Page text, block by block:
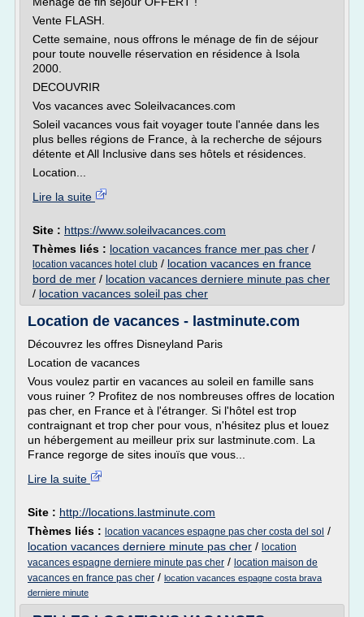
Vente FLASH.
Cette semaine, nous offrons le ménage de fin de séjour
pour toute nouvelle réservation en résidence à Isola
2000.
DECOUVRIR
Vos vacances avec Soleilvacances.com
Soleil vacances vous fait voyager toute l'année dans les
plus belles régions de France, à la recherche de séjours
détente et All Inclusive dans ses hôtels et résidences.
Location...
Lire la suite
Site : https://www.soleilvacances.com
Thèmes liés : location vacances france mer pas cher /
location vacances hotel club / location vacances en france
bord de mer / location vacances derniere minute pas cher
/ location vacances soleil pas cher
Location de vacances - lastminute.com
Découvrez les offres Disneyland Paris
Location de vacances
Vous voulez partir en vacances au soleil en famille sans
vous ruiner ? Profitez de nos nombreuses offres de location
pas cher, en France et à l'étranger. Si l'hôtel est trop
contraignant et trop cher pour vous, n'hésitez plus et louez
un hébergement au meilleur prix sur lastminute.com. La
France regorge de sites inouïs que vous...
Lire la suite
Site : http://locations.lastminute.com
Thèmes liés : location vacances espagne pas cher costa del sol /
location vacances derniere minute pas cher / location
vacances espagne derniere minute pas cher / location maison de
vacances en france pas cher / location vacances espagne costa brava
derniere minute